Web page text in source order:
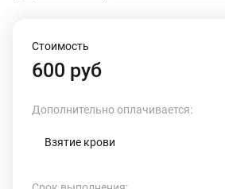
Стоимость
600 руб
Дополнительно оплачивается:
Взятие крови